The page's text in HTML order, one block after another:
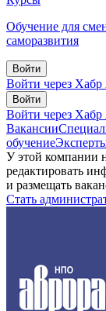
Обучение для
саморазвития
Войти
Войти через Хабр
Войти
Войти через Хабр
Вакансии
обучение
У этой компании
редактировать
и размещать
Стать